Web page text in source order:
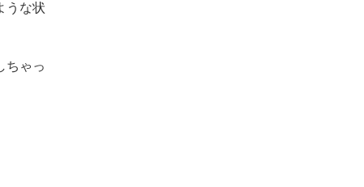
うな状
ちゃっ